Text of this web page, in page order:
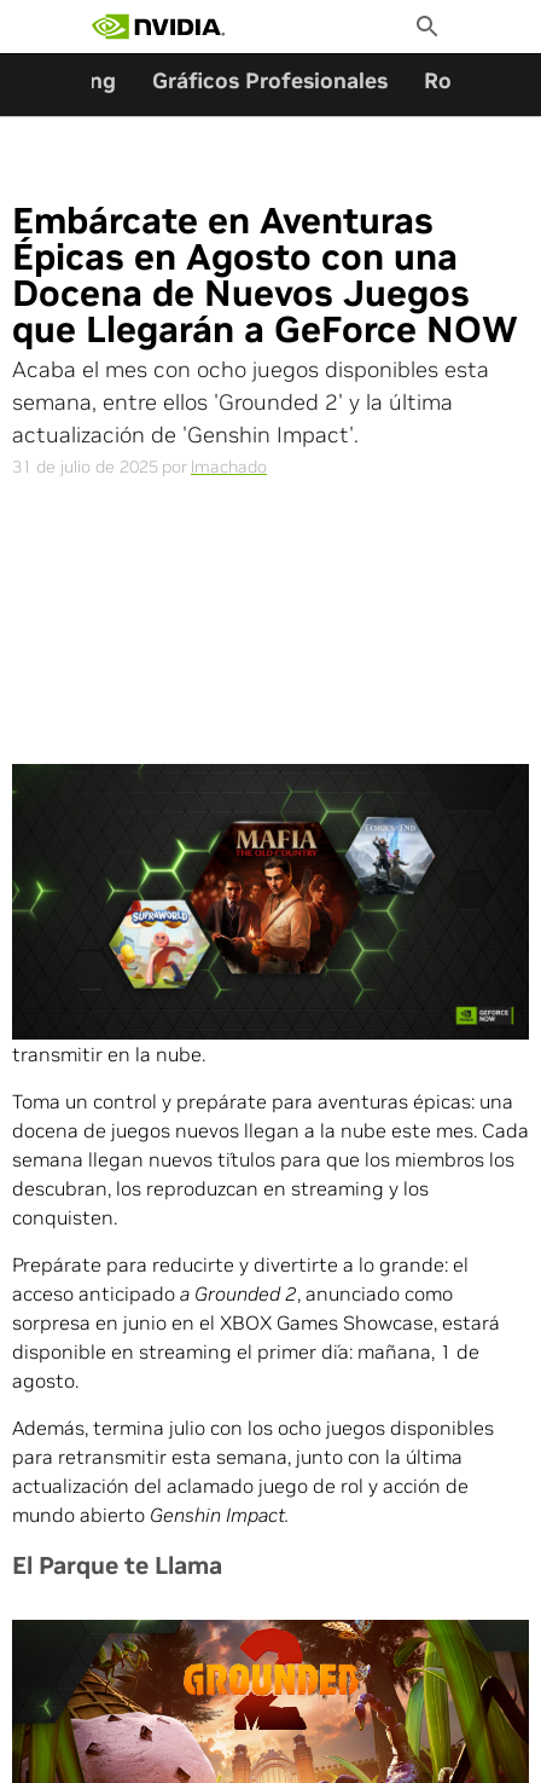
Toggle
Search
Gaming Gráficos Profesionales Robótica
Embárcate en Aventuras
Épicas en Agosto con una
Docena de Nuevos Juegos
que Llegarán a GeForce NOW
Acaba el mes con ocho juegos disponibles esta
semana, entre ellos 'Grounded 2' y la última
actualización de 'Genshin Impact'.
31 de julio de 2025 por lmachado
Agosto trae nuevos niveles de emoción de juego en
, con 2,300 títulos ahora disponibles para
transmitir en la nube.
Toma un control y prepárate para aventuras épicas: una
docena de juegos nuevos llegan a la nube este mes. Cada
semana llegan nuevos títulos para que los miembros los
descubran, los reproduzcan en streaming y los
conquisten.
Prepárate para reducirte y divertirte a lo grande: el
acceso anticipado a Grounded 2, anunciado como
sorpresa en junio en el XBOX Games Showcase, estará
disponible en streaming el primer día: mañana, 1 de
agosto.
Además, termina julio con los ocho juegos disponibles
para retransmitir esta semana, junto con la última
actualización del aclamado juego de rol y acción de
mundo abierto Genshin Impact.
El Parque te Llama